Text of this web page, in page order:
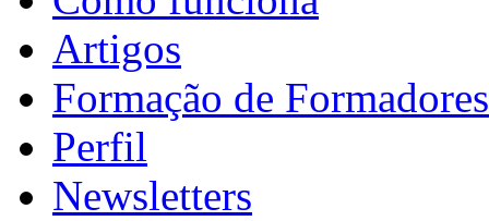
Artigos
Formação de Formadores
Perfil
Newsletters